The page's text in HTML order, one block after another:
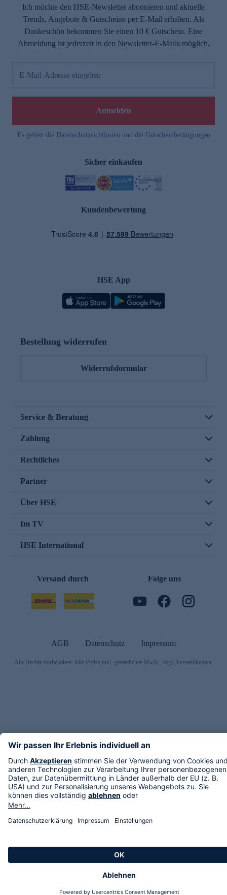
Ich möchte den HSE-Newsletter abonnieren und aktuelle
Trends, Angebote & Gutscheine per E-Mail erhalten. Als
Dankeschön bekommen Sie einen 10 € Gutschein. Eine
Abmeldung ist jederzeit in den Newsletter-E-Mails möglich.
E-Mail-Adresse eingeben
Anmelden
Es gelten die Datenschutzrichtlinien und die Gutscheinbedingungen
Sicher einkaufen
Kundenbewertung
HSE App
Bestellung widerrufen
Widerrufsformular
Service & Beratung
Zahlung
Rechtliches
Partner
Über HSE
Im TV
HSE International
Versand durch Folge uns
AGB Datenschutz Impressum
Alle Rechte vorbehalten. Alle Preise inkl. gesetzlicher MwSt., zzgl. Versandkosten.